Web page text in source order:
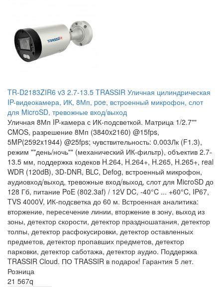
TR-D2183ZIR6 v3 2.7-13.5 TRASSIR Уличная цилиндрическая
IP-видеокамера, ИК, 8Мп, poe, встроенный микрофон, слот
для MicroSD, тревожные вход/выход
Уличная 8Мп IP-камера с ИК-подсветкой. Матрица 1/2.7""
CMOS, разрешение 8Мп (3840x2160) @15fps,
5MP(2592x1944) @25fps; чувствительность: 0.003Лк (F1.3),
режим ""день/ночь"" (механический ИК-фильтр), объектив 2.7-
13.5 мм, поддержка кодеков H.264, H.264+, H.265, H.265+, real
WDR (120dB), 3D-DNR, BLC, Defog, встроенный микрофон,
аудиовход/выход, тревожные вход/выход, слот для MicroSD до
128 Гб, питание PoE (802.3af) / 12V DC, -40°C ... +60°C, IP67,
TVS 4000V, ИК-подсветка до 60 м. Встроенная аналитика:
вторжение, пересечение линии, вторжение в зону, выход из
зоны, детектор скорости, детектор праздношатания, детектор
толпы, детектор расфокусировки, детектор оставленных
предметов, детектор пропавших предметов, детектор
парковки, детектор саботажа, детектор аудио. Поддержка
TRASSIR Cloud. ПО TRASSIR в подарок! Гарантия 5 лет.
Розница
21 567q